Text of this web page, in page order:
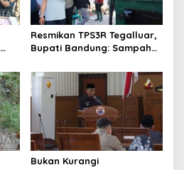
Resmikan TPS3R Tegalluar,
Bupati Bandung: Sampah
Pemerintah
Bukan Kurangi